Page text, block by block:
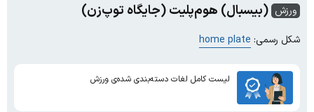
ورزش (بیسبال) هوم‌پلیت (جایگاه توپ‌زن)
شکل رسمی: home plate
لیست کامل لغات دسته‌بندی شده‌ی ورزش